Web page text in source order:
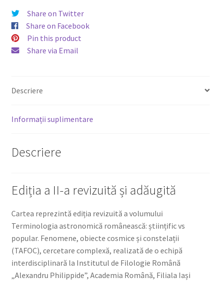
obiecte
cosmice
și
constelații
Share on Twitter
Share on Facebook
Pin this product
Share via Email
Descriere
Informații suplimentare
Descriere
Ediția a II-a revizuită și adăugită
Cartea reprezintă ediția revizuită a volumului
Terminologia astronomică românească: științific vs
popular. Fenomene, obiecte cosmice și constelații
(TAFOC), cercetare complexă, realizată de o echipă
interdisciplinară la Institutul de Filologie Română
„Alexandru Philippide”, Academia Română, Filiala Iași